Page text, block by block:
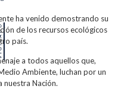
ha venido demostrando su
de los recursos ecológicos
país.
a todosaquellos que,
Ambiente, luchan por un
nuestra Nación.